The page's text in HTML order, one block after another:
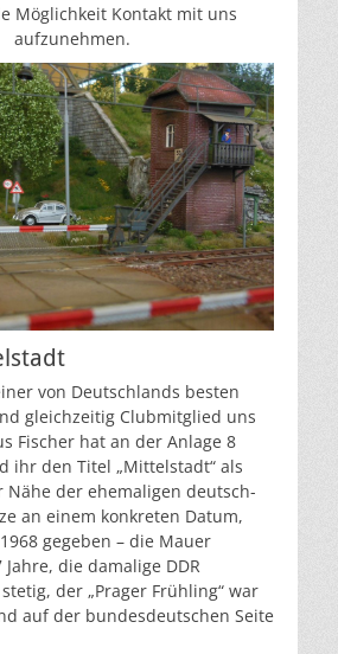
Möglichkeit Kontakt mit uns
aufzunehmen.
von Deutschlands besten
gleichzeitig Clubmitglied uns
Fischer hat an der Anlage 8
ihr den Titel „Mittelstadt“ als
Nähe der ehemaligen deutsch-
an einem konkreten Datum,
gegeben – die Mauer
die damalige DDR
der „Prager Frühling“ war
auf der bundesdeutschen Seite